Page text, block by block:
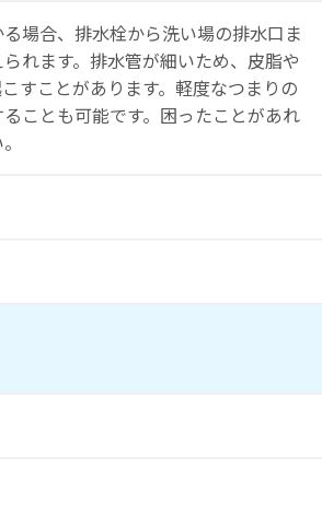
場合、排水栓から洗い場の排水口ま
れます。排水管が細いため、皮脂や
すことがあります。軽度なつまりの
ことも可能です。困ったことがあれ